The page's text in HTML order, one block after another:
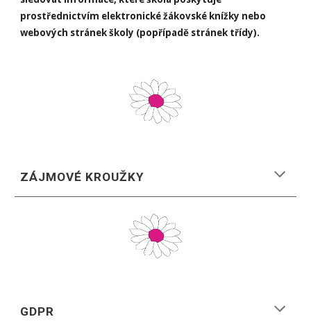
prostřednictvím elektronické žákovské knížky nebo
webových stránek školy (popřípadě stránek třídy).
ZÁJMOVÉ KROUŽKY
GDPR